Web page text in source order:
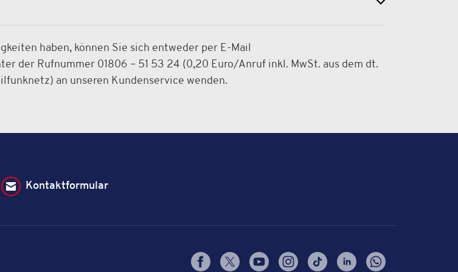
haben, können Sie sich entweder per E-Mail
der Rufnummer 01806 – 51 53 24 (0,20 Euro/Anruf inkl. MwSt. aus dem dt.
an unseren Kundenservice wenden.
Kontaktformular